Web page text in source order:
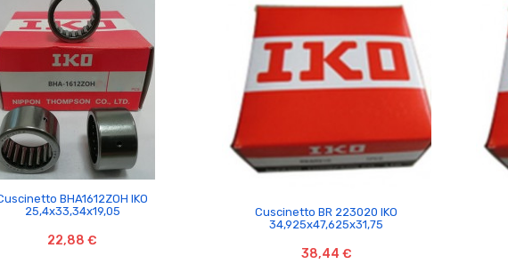

BHA1612ZOH IKO
25,4x33,34x19,05
22,88 €

Cuscinetto BR 223020 IKO
34,925x47,625x31,75
38,44 €